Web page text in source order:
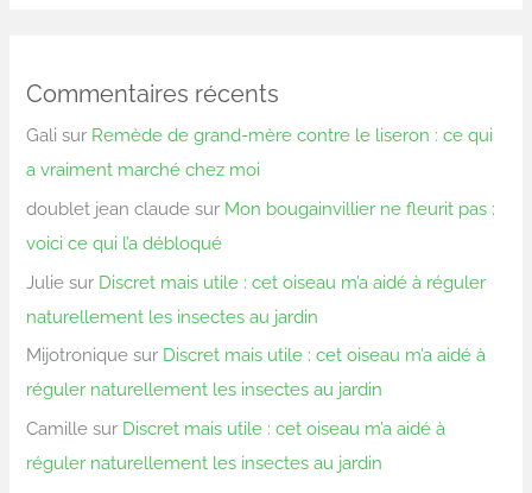
Commentaires récents
Gali sur Remède de grand-mère contre le liseron : ce qui
a vraiment marché chez moi
doublet jean claude sur Mon bougainvillier ne fleurit pas :
voici ce qui l’a débloqué
Julie sur Discret mais utile : cet oiseau m’a aidé à réguler
naturellement les insectes au jardin
Mijotronique sur Discret mais utile : cet oiseau m’a aidé à
réguler naturellement les insectes au jardin
Camille sur Discret mais utile : cet oiseau m’a aidé à
réguler naturellement les insectes au jardin